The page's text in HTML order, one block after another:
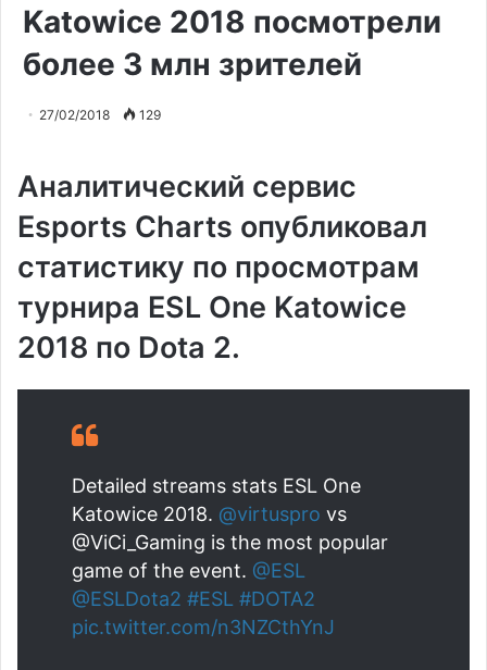
Katowice 2018 посмотрели
более 3 млн зрителей
27/02/2018 129
Аналитический сервис
Esports Charts опубликовал
статистику по просмотрам
турнира ESL One Katowice
2018 по Dota 2.
Detailed streams stats ESL One
Katowice 2018. @virtuspro vs
@ViCi_Gaming is the most popular
game of the event. @ESL
@ESLDota2 #ESL #DOTA2
pic.twitter.com/n3NZCthYnJ